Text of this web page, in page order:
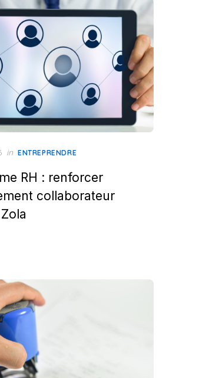
in ENTREPRENDRE
RH : renforcer
collaborateur